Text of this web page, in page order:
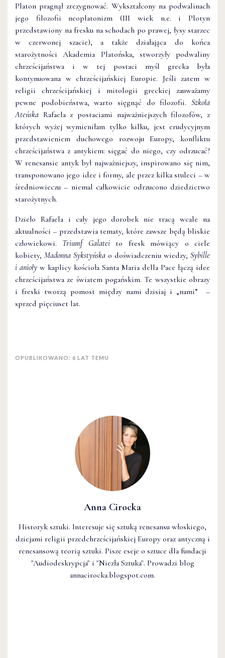
Anna Cirocka
Historyk sztuki. Interesuje się sztuką renesansu włoskiego,
dziejami religii przedchrześcijańskiej Europy oraz antyczną i
renesansową teorią sztuki. Pisze eseje o sztuce dla fundacji
"Audiodeskrypcja" i "Niezła Sztuka". Prowadzi blog
annacirocka.blogspot.com.
Platon pragnął zrezygnować. Wykształcony na podwalinach
jego filozofii neoplatonizm (III wiek n.e. i Plotyn
przedstawiony na fresku na schodach po prawej, łysy starzec
w czerwonej szacie), a także działająca do końca
starożytności Akademia Platońska, stworzyły podwaliny
chrześcijaństwa i w tej postaci myśl grecka była
kontynuowana w chrześcijańskiej Europie. Jeśli zatem w
religii chrześcijańskiej i mitologii greckiej zauważamy
pewne podobieństwa, warto sięgnąć do filozofii. Szkoła
Ateńska Rafaela z postaciami najważniejszych filozofów, z
których wyżej wymieniłam tylko kilku, jest erudycyjnym
przedstawieniem duchowego rozwoju Europy, konfliktu
chrześcijaństwa z antykiem: sięgać do niego, czy odrzucać?
W renesansie antyk był najważniejszy, inspirowano się nim,
transponowano jego idee i formy, ale przez kilka stuleci – w
średniowieczu – niemal całkowicie odrzucono dziedzictwo
starożytnych.
Dzieło Rafaela i cały jego dorobek nie tracą wcale na
aktualności – przedstawia tematy, które zawsze będą bliskie
człowiekowi. Triumf Galatei to fresk mówiący o ciele
kobiety, Madonna Sykstyńska o doświadczeniu wiedzy, Sybille
i anioły w kaplicy kościoła Santa Maria della Pace łączą idee
chrześcijaństwa ze światem pogańskim. Te wszystkie obrazy
i freski tworzą pomost między nami dzisiaj i „nami” –
sprzed pięciuset lat.
OPUBLIKOWANO: 6 LAT TEMU